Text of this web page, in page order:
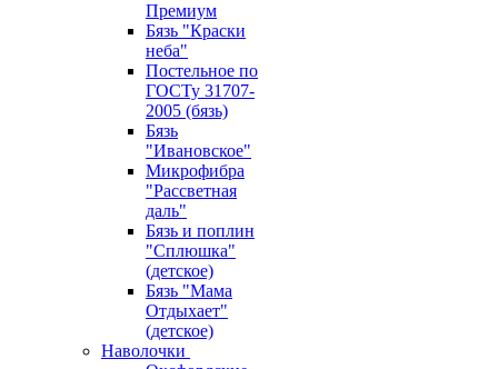
Премиум
Бязь "Краски
неба"
Постельное по
ГОСТу 31707-
2005 (бязь)
Бязь
"Ивановское"
Микрофибра
"Рассветная
даль"
Бязь и поплин
"Сплюшка"
(детское)
Бязь "Мама
Отдыхает"
(детское)
Наволочки